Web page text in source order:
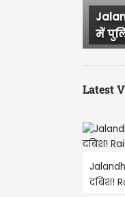
Jalandhar में
में पुलिस की Raid,
Latest
दबिश!